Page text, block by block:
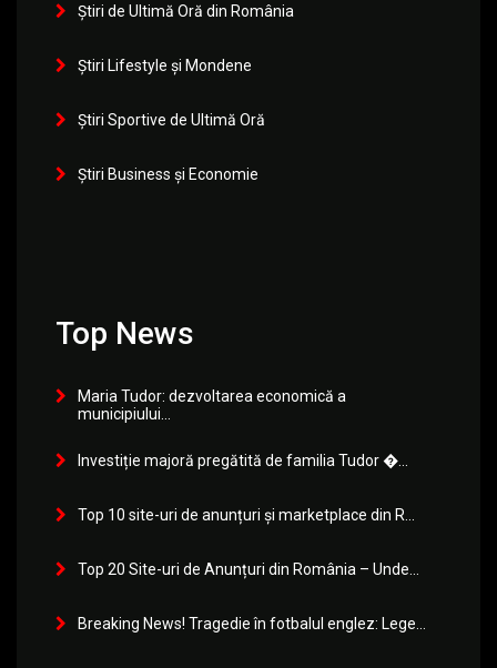
Știri de Ultimă Oră din România
Știri Lifestyle și Mondene
Știri Sportive de Ultimă Oră
Știri Business și Economie
Top News
Maria Tudor: dezvoltarea economică a
municipiului...
Investiție majoră pregătită de familia Tudor �...
Top 10 site-uri de anunțuri și marketplace din R...
Top 20 Site-uri de Anunțuri din România – Unde...
Breaking News! Tragedie în fotbalul englez: Lege...